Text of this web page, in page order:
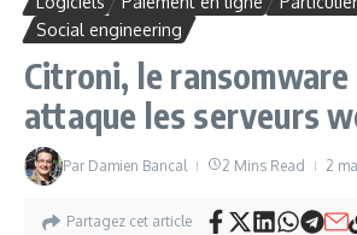
Social engineering
Citroni, le ransomware
attaque les serveurs
Par Damien Bancal 2 Mins Read 2
Partagez cet article